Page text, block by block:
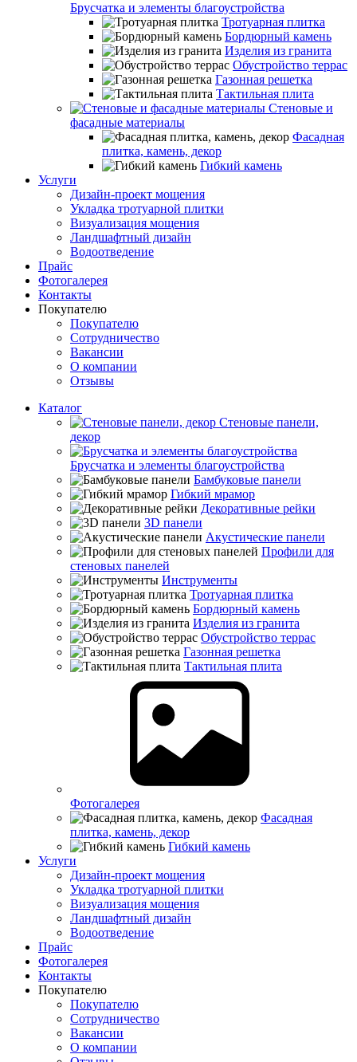
Брусчатка и элементы благоустройства
Тротуарная плитка
Бордюрный камень
Изделия из гранита
Обустройство террас
Газонная решетка
Тактильная плита
Стеновые и
фасадные материалы
Фасадная
плитка, камень, декор
Гибкий камень
Услуги
Дизайн-проект мощения
Укладка тротуарной плитки
Визуализация мощения
Ландшафтный дизайн
Водоотведение
Прайс
Фотогалерея
Контакты
Покупателю
Покупателю
Сотрудничество
Вакансии
О компании
Отзывы
Каталог
Стеновые панели,
декор
Брусчатка и элементы благоустройства
Бамбуковые панели
Гибкий мрамор
Декоративные рейки
3D панели
Акустические панели
Профили для
стеновых панелей
Инструменты
Тротуарная плитка
Бордюрный камень
Изделия из гранита
Обустройство террас
Газонная решетка
Тактильная плита
Фотогалерея
Фасадная
плитка, камень, декор
Гибкий камень
Услуги
Дизайн-проект мощения
Укладка тротуарной плитки
Визуализация мощения
Ландшафтный дизайн
Водоотведение
Прайс
Фотогалерея
Контакты
Покупателю
Покупателю
Сотрудничество
Вакансии
О компании